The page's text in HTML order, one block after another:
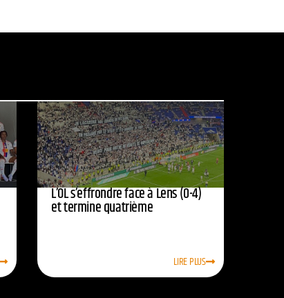
L’OL s’effrondre face à Lens (0-4)
et termine quatrième
LIRE PLUS